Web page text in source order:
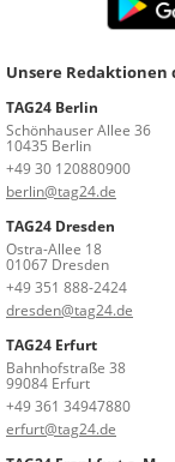
Unsere
TAG24 Berlin
Schönhauser Allee 36
10435 Berlin
+49 30 120880900
berlin@tag24.de
TAG24 Dresden
Ostra-Allee 18
01067 Dresden
+49 351 888-2424
dresden@tag24.de
TAG24 Erfurt
Bahnhofstraße 38
99084 Erfurt
+49 361 34947880
erfurt@tag24.de